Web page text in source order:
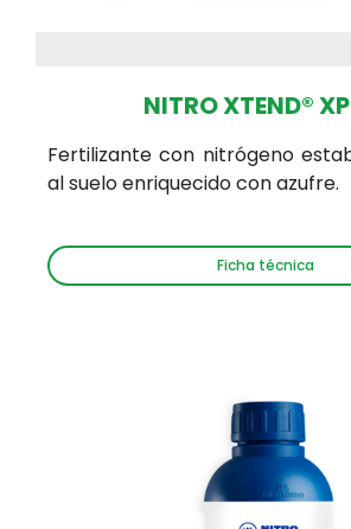
NITRO XTEND®
Fertilizante con nitrógeno
al suelo enriquecido con azufre.
Ficha técnica